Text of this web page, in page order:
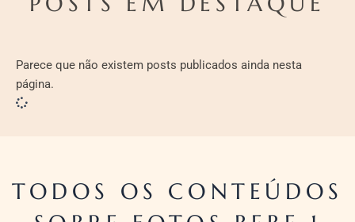
Parece que não existem posts publicados ainda nesta
página.
TODOS OS CONTEÚDOS